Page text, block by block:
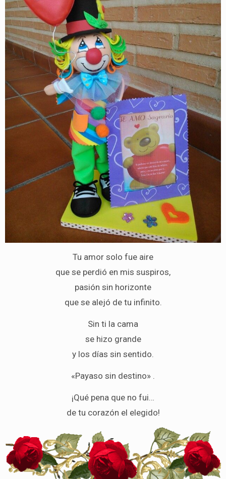
Tu amor solo fue aire
que se perdió en mis suspiros,
pasión sin horizonte
que se alejó de tu infinito.
Sin ti la cama
se hizo grande
y los días sin sentido.
«Payaso sin destino» .
¡Qué pena que no fui…
de tu corazón el elegido!